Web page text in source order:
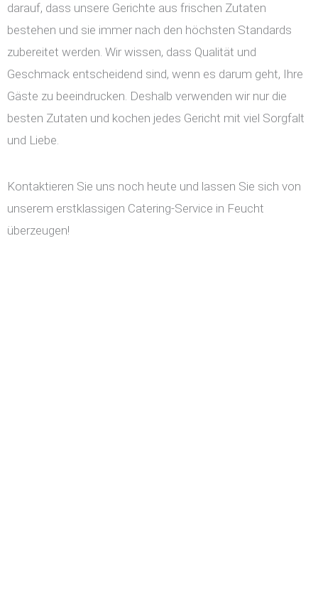
darauf, dass unsere Gerichte aus frischen Zutaten
bestehen und sie immer nach den höchsten Standards
zubereitet werden. Wir wissen, dass Qualität und
Geschmack entscheidend sind, wenn es darum geht, Ihre
Gäste zu beeindrucken. Deshalb verwenden wir nur die
besten Zutaten und kochen jedes Gericht mit viel Sorgfalt
und Liebe.
Kontaktieren Sie uns noch heute und lassen Sie sich von
unserem erstklassigen Catering-Service in Feucht
überzeugen!